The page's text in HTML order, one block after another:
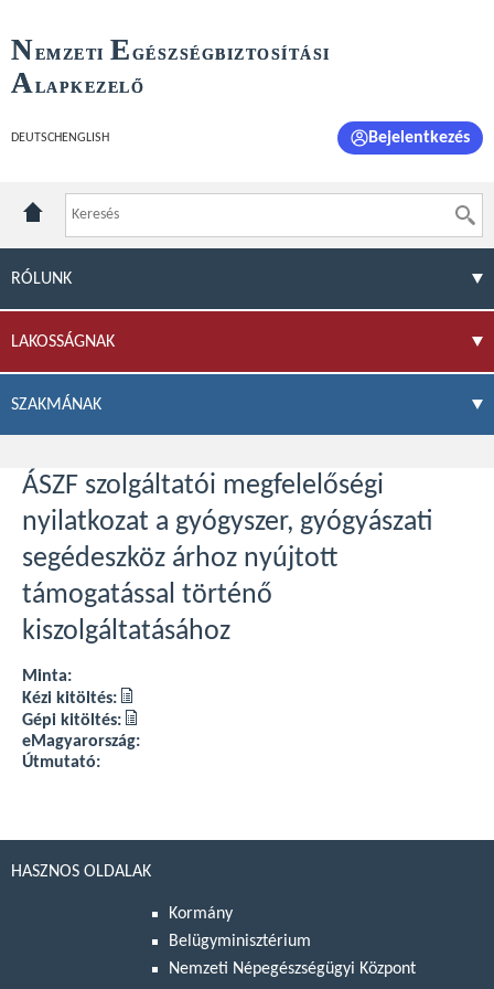
NEMZETI E GÉSZSÉGBIZTOSÍTÁSI
ALAPKEZELŐ
DEUTSCH ENGLISH Bejelentkezés
RÓLUNK
LAKOSSÁGNAK
SZAKMÁNAK
ÁSZF szolgáltatói megfelelőségi
nyilatkozat a gyógyszer, gyógyászati
segédeszköz árhoz nyújtott
támogatással történő
kiszolgáltatásához
Minta:
Kézi kitöltés:
Gépi kitöltés:
eMagyarország:
Útmutató:
HASZNOS OLDALAK
Kormány
Belügyminisztérium
Nemzeti Népegészségügyi Központ